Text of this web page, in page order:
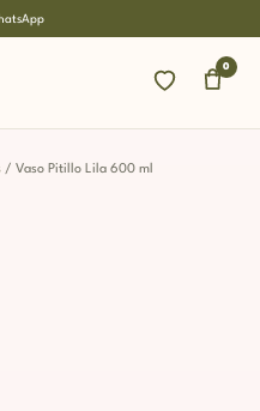
0
/ Vaso Pitillo Lila 600 ml